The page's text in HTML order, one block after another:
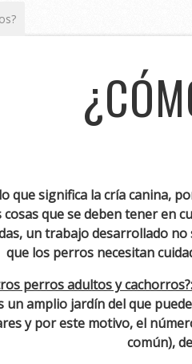
que significa la cría canina,
cosas que se deben tener en
un trabajo desarrollado no
que los perros necesitan
perros adultos y cachorros?:
un amplio jardín del que
y por este motivo, el
común),